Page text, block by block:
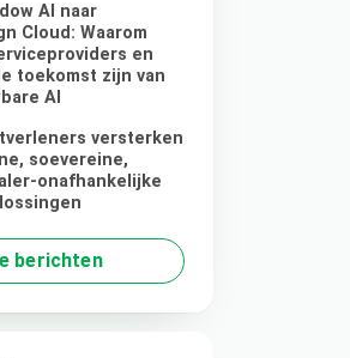
AI naar
Cloud: Waarom
en
toekomst zijn van
AI
versterken
soevereine,
onafhankelijke
berichten